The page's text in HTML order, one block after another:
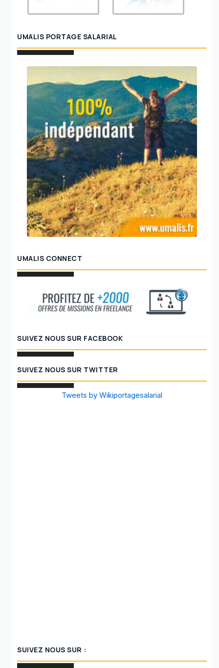
UMALIS PORTAGE SALARIAL
UMALIS CONNECT
SUIVEZ NOUS SUR FACEBOOK
SUIVEZ NOUS SUR TWITTER
Tweets by Wikiportagesalarial
SUIVEZ NOUS SUR :